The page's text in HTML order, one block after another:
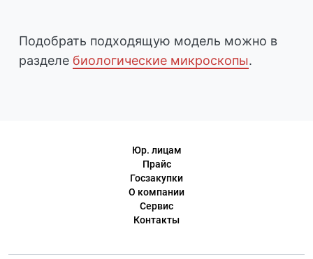
Подобрать подходящую модель можно в
разделе биологические микроскопы.
Юр. лицам
Прайс
Госзакупки
О компании
Сервис
Контакты